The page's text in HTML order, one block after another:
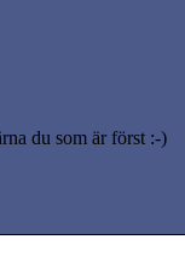
du som är först :-)